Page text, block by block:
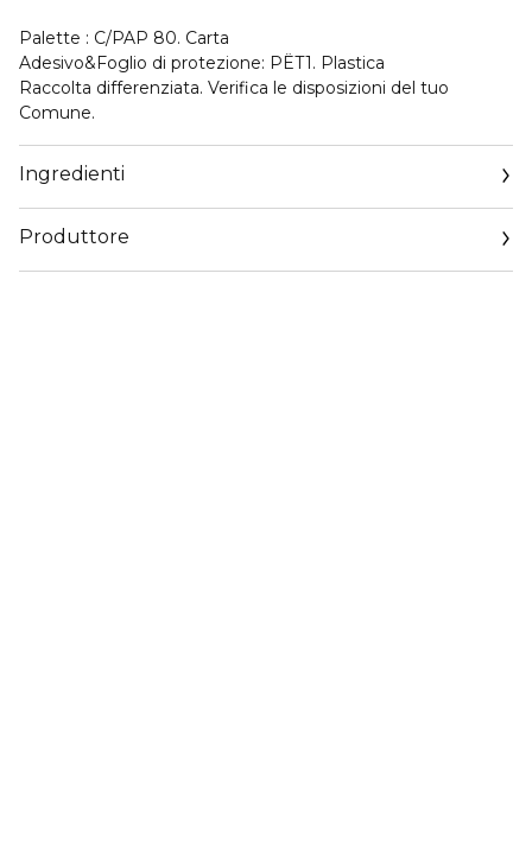
Palette : C/PAP 80. Carta
Adesivo&Foglio di protezione: PËT1. Plastica
Raccolta differenziata. Verifica le disposizioni del tuo
Comune.
Ingredienti
Produttore